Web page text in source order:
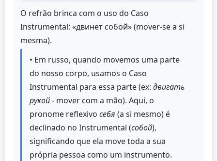
O refrão brinca com o uso do Caso
Instrumental: «двинет собой» (mover-se a si
mesma).
• Em russo, quando movemos uma parte
do nosso corpo, usamos o Caso
Instrumental para essa parte (ex: двигать
рукой- mover com a mão). Aqui, o
pronome reflexivo себя (a si mesmo) é
declinado no Instrumental (собой),
significando que ela move toda a sua
própria pessoa como um instrumento.